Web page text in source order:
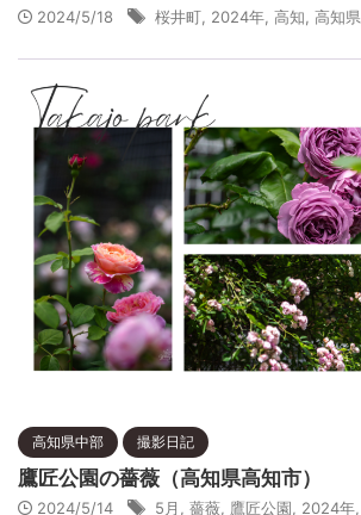
2024/5/18 桜井町 2024年 高知 高知県
高知県中部 撮影日記
鷹匠公園の薔薇（高知県高知市）
2024/5/14 5月 , 薔薇, 鷹匠公園, 2024年,